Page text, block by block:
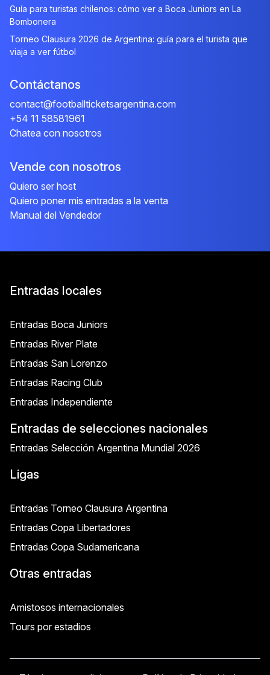
Guía para turistas chilenos: cómo ver a Boca Juniors en La
Bombonera
Torneo Clausura 2026 de Argentina: guía para el turista que
viaja a ver fútbol
Contáctanos
contact@footballticketsargentina.com
+54 11 58581961
Chatea con nosotros
Vende con nosotros
Quiero ser host
Quiero poner mis entradas a la venta
Manual del Vendedor
Entradas locales
Entradas Boca Juniors
Entradas River Plate
Entradas San Lorenzo
Entradas Racing Club
Entradas Independiente
Entradas de selecciones nacionales
Entradas Selección Argentina Mundial 2026
Ligas
Entradas Torneo Clausura Argentina
Entradas Copa Libertadores
Entradas Copa Sudamericana
Otras entradas
Amistosos internacionales
Tours por estadios